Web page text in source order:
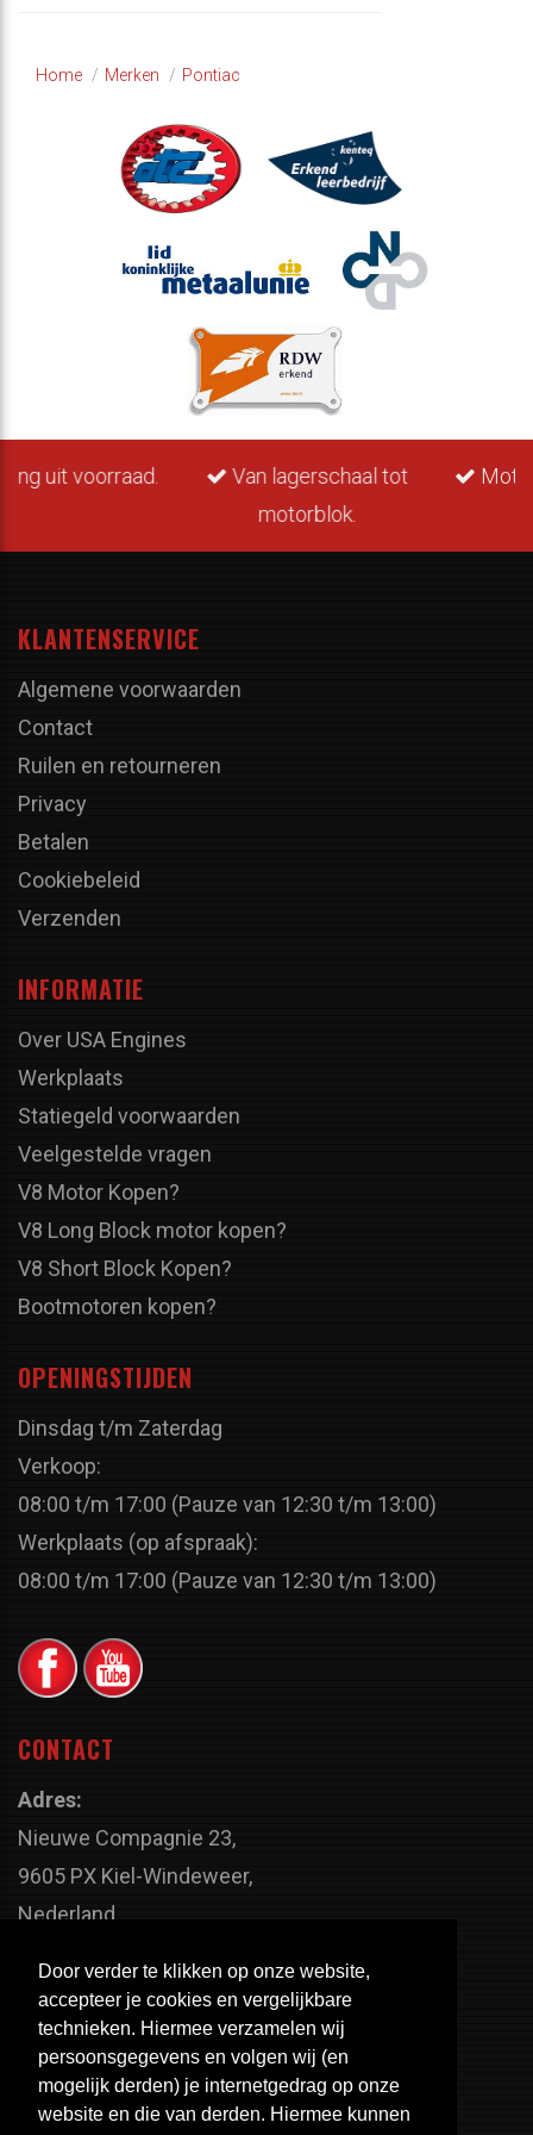
Door verder te klikken op onze website,
accepteer je cookies en vergelijkbare
technieken. Hiermee verzamelen wij
persoonsgegevens en volgen wij (en
mogelijk derden) je internetgedrag op onze
website en die van derden. Hiermee kunnen
Home Merken Pontiac
Van lagerschaal tot
Motoren van 1960 tot
KLANTENSERVICE
Algemene voorwaarden
Contact
Ruilen en retourneren
Privacy
Betalen
Cookiebeleid
Verzenden
INFORMATIE
Over USA Engines
Werkplaats
Statiegeld voorwaarden
Veelgestelde vragen
V8 Motor Kopen?
V8 Long Block motor kopen?
V8 Short Block Kopen?
Bootmotoren kopen?
OPENINGSTIJDEN
Dinsdag t/m Zaterdag
Verkoop:
08:00 t/m 17:00 (Pauze van 12:30 t/m 13:00)
Werkplaats (op afspraak):
08:00 t/m 17:00 (Pauze van 12:30 t/m 13:00)
CONTACT
Adres:
Nieuwe Compagnie 23,
9605 PX Kiel-Windeweer,
Nederland
+31 598 - 320 402
Telefoonnummer:
+31 598 - 350 330
Email: